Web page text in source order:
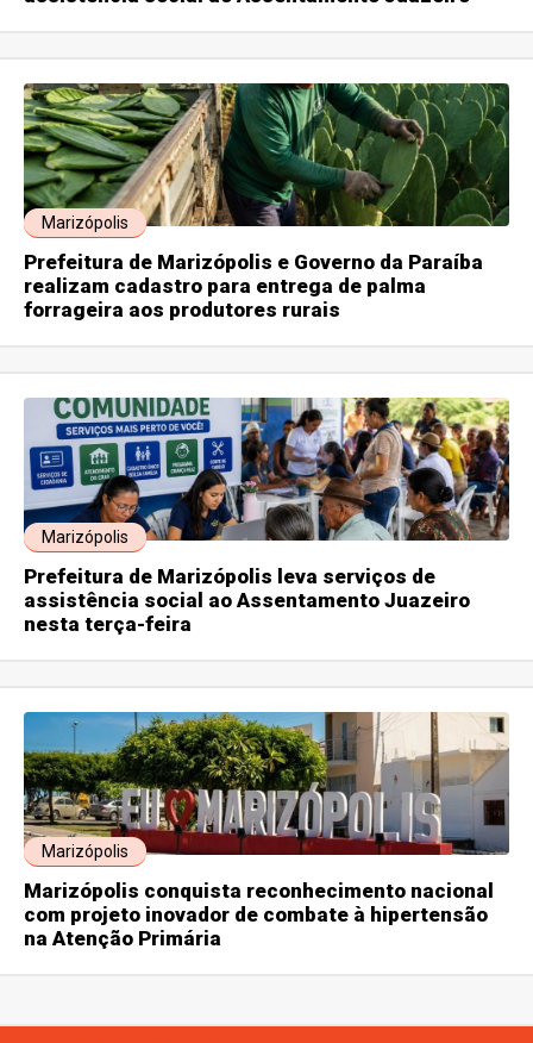
Marizópolis
Prefeitura de Marizópolis e Governo da Paraíba
realizam cadastro para entrega de palma
forrageira aos produtores rurais
Marizópolis
Prefeitura de Marizópolis leva serviços de
assistência social ao Assentamento Juazeiro
nesta terça-feira
Marizópolis
Marizópolis conquista reconhecimento nacional
com projeto inovador de combate à hipertensão
na Atenção Primária